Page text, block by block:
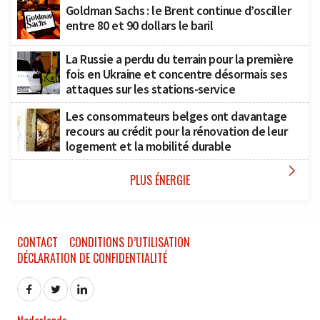
Goldman Sachs : le Brent continue d’osciller
entre 80 et 90 dollars le baril
La Russie a perdu du terrain pour la première
fois en Ukraine et concentre désormais ses
attaques sur les stations-service
Les consommateurs belges ont davantage
recours au crédit pour la rénovation de leur
logement et la mobilité durable
PLUS ÉNERGIE 
CONTACT
CONDITIONS D’UTILISATION
DÉCLARATION DE CONFIDENTIALITÉ